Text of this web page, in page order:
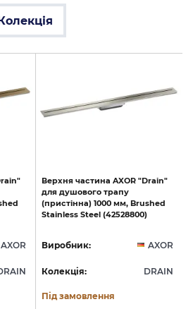
AXOR
Верхня частина AXOR "Drain"
для душового трапу
(пристінна) 1000 мм, Brushed
Stainless Steel (42528800)
Виробник: AXOR
Колекція: DRAIN
Під замовлення